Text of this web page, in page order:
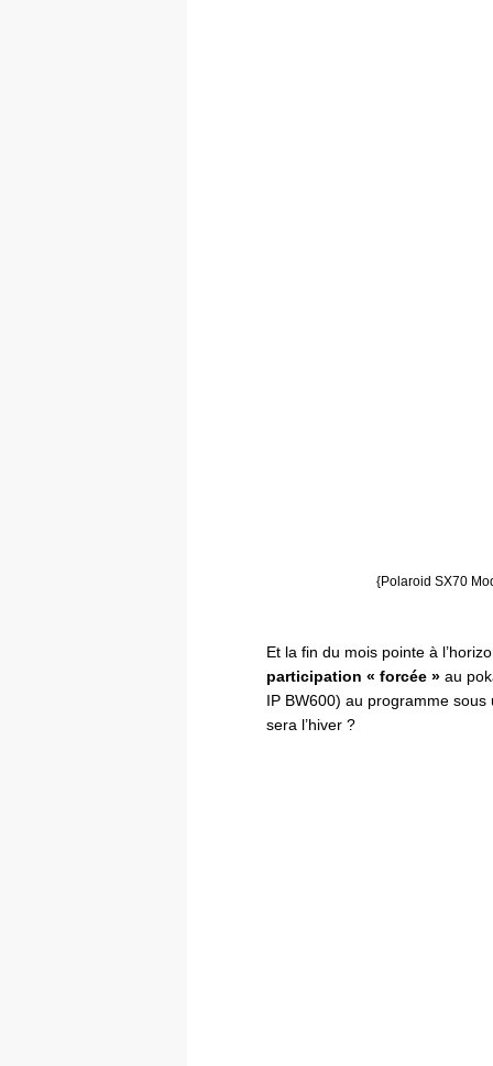
{Polaroid SX70
Et la fin du mois pointe à
participation « forcée » au
IP BW600) au programme
sera l’hiver ?